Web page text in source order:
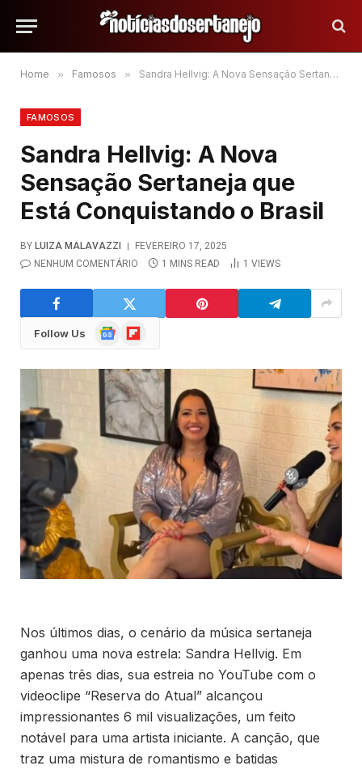
Home » Famosos » Sandra Hellvig: A Nova Sensação Sertaneja que Está Conquistando o Brasil
FAMOSOS
Sandra Hellvig: A Nova
Sensação Sertaneja que
Está Conquistando o Brasil
BY LUIZA MALAVAZZI
FEVEREIRO 17, 2025
NENHUM COMENTÁRIO
1 MINS READ 1 VIEWS
Follow Us
GoogleFlipboard
Nos últimos dias, o cenário da música sertaneja
ganhou uma nova estrela: Sandra Hellvig. Em
apenas três dias, sua estreia no YouTube com o
videoclipe “Reserva do Atual” alcançou
impressionantes 6 mil visualizações, um feito
notável para uma artista iniciante. A canção, que
traz uma mistura de romantismo e batidas